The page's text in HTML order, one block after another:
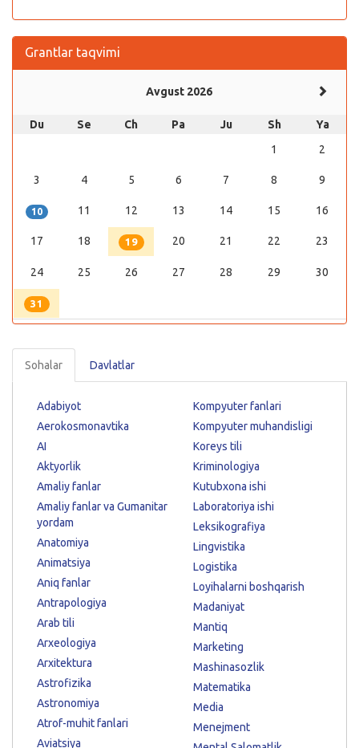
Grantlar taqvimi
Avgust 2026
Du Se Ch Pa Ju Sh
Ya
1
2
3 4 5 6 7 8 9
10 11 12 13 14 15 16
17 18 19 20 21 22 23
24 25 26 27 28 29 30
31
Sohalar Davlatlar
Adabiyot
Aerokosmonavtika
AI
Aktyorlik
Amaliy fanlar
Amaliy fanlar va Gumanitar
yordam
Anatomiya
Animatsiya
Aniq fanlar
Antrapologiya
Arab tili
Arxeologiya
Arxitektura
Astrofizika
Astronomiya
Atrof-muhit fanlari
Aviatsiya
Kompyuter fanlari
Kompyuter muhandisligi
Koreys tili
Kriminologiya
Kutubxona ishi
Laboratoriya ishi
Leksikografiya
Lingvistika
Logistika
Loyihalarni boshqarish
Madaniyat
Mantiq
Marketing
Mashinasozlik
Matematika
Media
Menejment